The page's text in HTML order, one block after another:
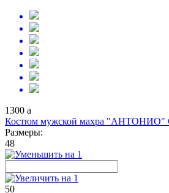
1300 a
Костюм мужской махра
Размеры:
48
50